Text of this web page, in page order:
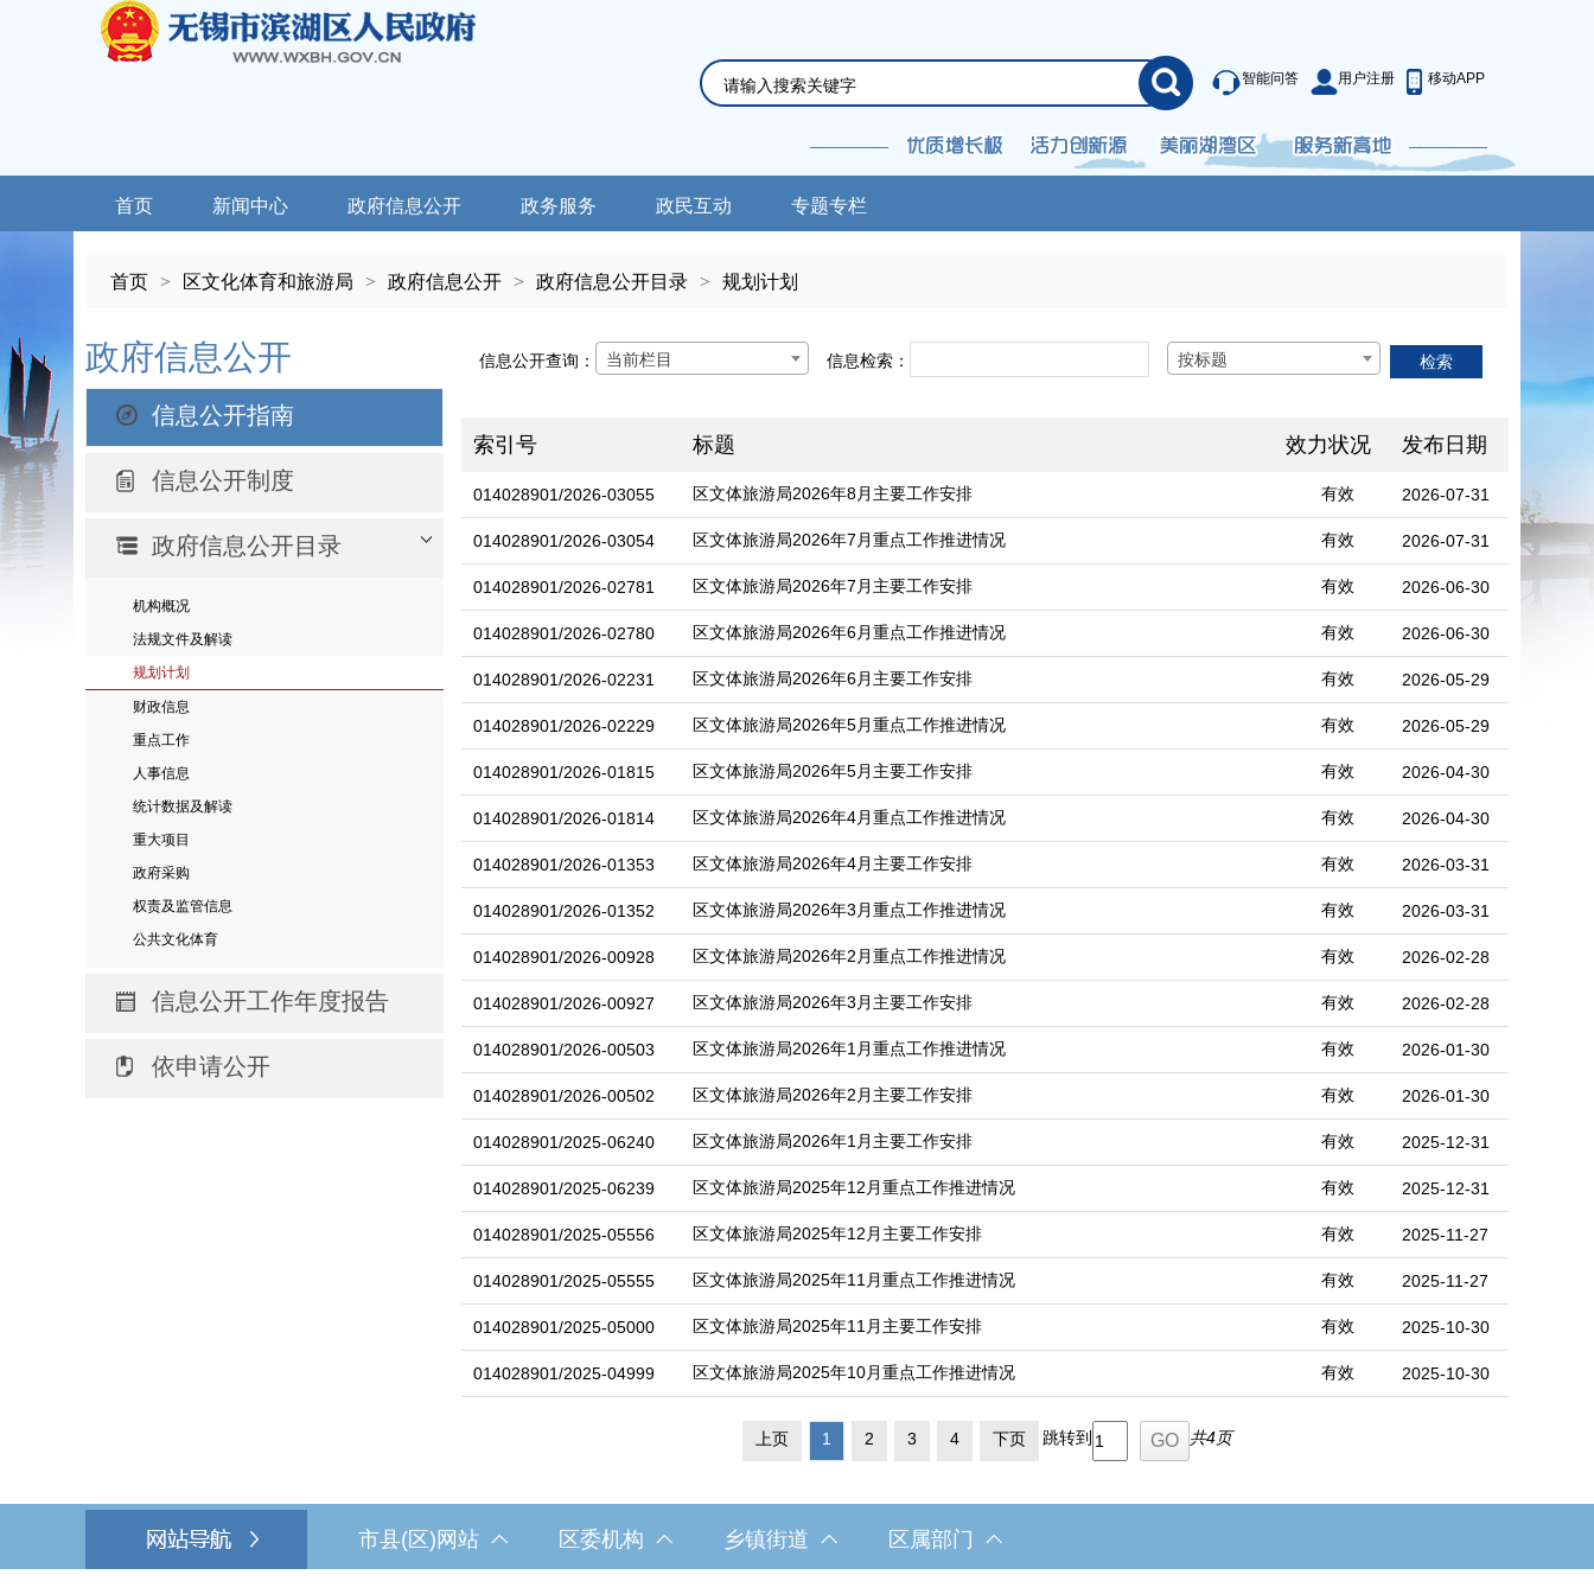
智能问答 用户注册 移动APP
首页 新闻中心 政府信息公开 政务服务 政民互动 专题专栏
首页 > 区文化体育和旅游局 > 政府信息公开 > 政府信息公开目录 > 规划计划
政府信息公开
信息公开指南
信息公开制度
政府信息公开目录
机构概况
法规文件及解读
规划计划
财政信息
重点工作
人事信息
统计数据及解读
重大项目
政府采购
权责及监管信息
公共文化体育
信息公开工作年度报告
依申请公开
信息公开查询： 当前栏目 信息检索： 按标题
索引号 标题 效力状况 发布日期
014028901/2026-03055 区文体旅游局2026年8月主要工作安排 有效 2026-07-31
014028901/2026-03054 区文体旅游局2026年7月重点工作推进情况 有效 2026-07-31
014028901/2026-02781 区文体旅游局2026年7月主要工作安排 有效 2026-06-30
014028901/2026-02780 区文体旅游局2026年6月重点工作推进情况 有效 2026-06-30
014028901/2026-02231 区文体旅游局2026年6月主要工作安排 有效 2026-05-29
014028901/2026-02229 区文体旅游局2026年5月重点工作推进情况 有效 2026-05-29
014028901/2026-01815 区文体旅游局2026年5月主要工作安排 有效 2026-04-30
014028901/2026-01814 区文体旅游局2026年4月重点工作推进情况 有效 2026-04-30
014028901/2026-01353 区文体旅游局2026年4月主要工作安排 有效 2026-03-31
014028901/2026-01352 区文体旅游局2026年3月重点工作推进情况 有效 2026-03-31
014028901/2026-00928 区文体旅游局2026年2月重点工作推进情况 有效 2026-02-28
014028901/2026-00927 区文体旅游局2026年3月主要工作安排 有效 2026-02-28
014028901/2026-00503 区文体旅游局2026年1月重点工作推进情况 有效 2026-01-30
014028901/2026-00502 区文体旅游局2026年2月主要工作安排 有效 2026-01-30
014028901/2025-06240 区文体旅游局2026年1月主要工作安排 有效 2025-12-31
014028901/2025-06239 区文体旅游局2025年12月重点工作推进情况 有效 2025-12-31
014028901/2025-05556 区文体旅游局2025年12月主要工作安排 有效 2025-11-27
014028901/2025-05555 区文体旅游局2025年11月重点工作推进情况 有效 2025-11-27
014028901/2025-05000 区文体旅游局2025年11月主要工作安排 有效 2025-10-30
014028901/2025-04999 区文体旅游局2025年10月重点工作推进情况 有效 2025-10-30
上页 1 2 3 4 下页 跳转到 共4页
市县(区)网站 区委机构 乡镇街道 区属部门